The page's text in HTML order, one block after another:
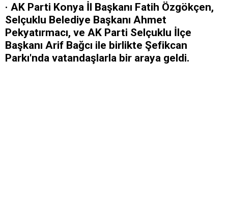
· AK Parti Konya İl Başkanı Fatih Özgökçen,
Selçuklu Belediye Başkanı Ahmet
Pekyatırmacı, ve AK Parti Selçuklu İlçe
Başkanı Arif Bağcı ile birlikte Şefikcan
Parkı'nda vatandaşlarla bir araya geldi.